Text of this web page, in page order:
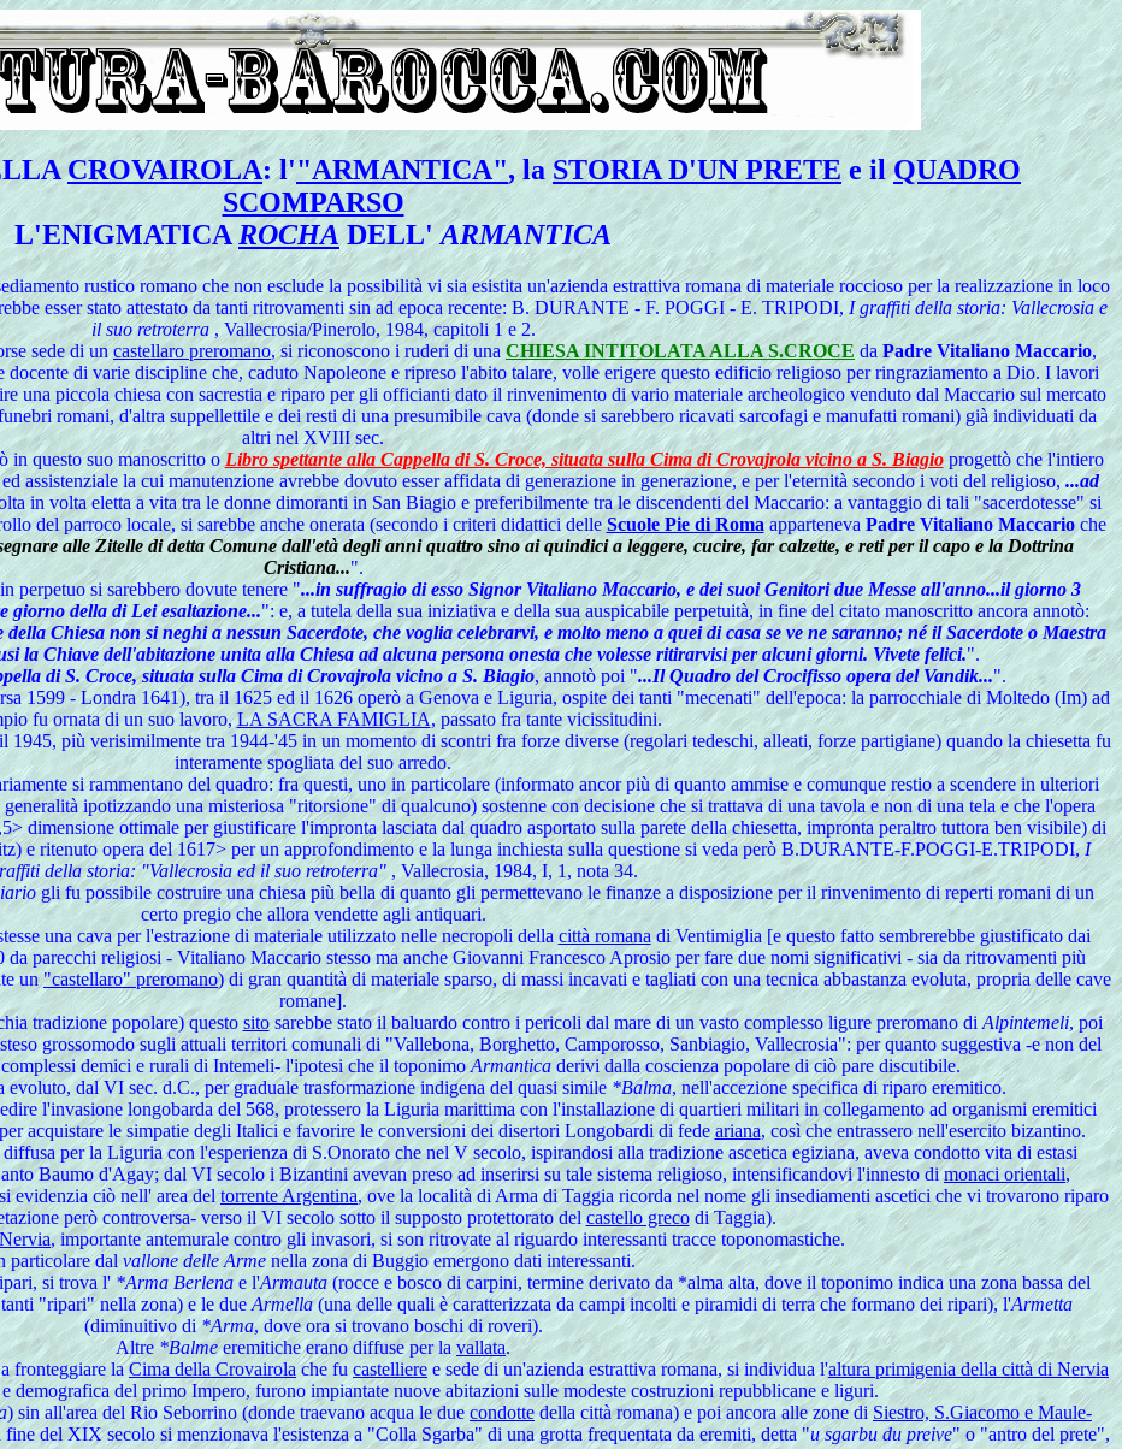
CROVAIROLA: l'"ARMANTICA", laSTORIA D'UN PRETE e ilQUADRO
SCOMPARSO
L'ENIGMATICA ROCHADELL'ARMANTICA
rustico romano che non esclude la possibilità vi sia esistita un'azienda estrattiva romana di materiale roccioso per la realizzazione in loco
esser stato attestato da tanti ritrovamenti sin ad epoca recente: B. DURANTE - F. POGGI - E. TRIPODI,I graffiti della storia: Vallecrosia e
il suo retroterra, Vallecrosia/Pinerolo, 1984, capitoli 1 e 2.
sede di uncastellaro preromano, si riconoscono i ruderi di una CHIESA INTITOLATA ALLA S.CROCEdaPadre Vitaliano Maccario,
di varie discipline che, caduto Napoleone e ripreso l'abito talare, volle erigere questo edificio religioso per ringraziamento a Dio. I lavori
una piccola chiesa con sacrestia e riparo per gli officianti dato il rinvenimento di vario materiale archeologico venduto dal Maccario sul mercato
romani, d'altra suppellettile e dei resti di una presumibile cava (donde si sarebbero ricavati sarcofagi e manufatti romani) già individuati da
altri nel XVIII sec.
in questo suo manoscritto oLibro spettante alla Cappella di S. Croce, situata sulla Cima di Crovajrola vicino a S. Biagioprogettò che l'intiero
assistenziale la cui manutenzione avrebbe dovuto esser affidata di generazione in generazione, e per l'eternità secondo i voti del religioso,...ad
in volta eletta a vita tra le donne dimoranti in San Biagio e preferibilmente tra le discendenti del Maccario: a vantaggio di tali "sacerdotesse" si
del parroco locale, si sarebbe anche onerata (secondo i criteri didattici delleScuole Pie di Romaapparteneva Padre Vitaliano Maccarioche
alle Zitelle di detta Comune dall'età degli anni quattro sino ai quindici a leggere, cucire, far calzette, e reti per il capo e la Dottrina
Cristiana...".
perpetuo si sarebbero dovute tenere "...in suffragio di esso Signor Vitaliano Maccario, e dei suoi Genitori due Messe all'anno...il giorno 3
giorno della di Lei esaltazione...": e, a tutela della sua iniziativa e della sua auspicabile perpetuità, in fine del citato manoscritto ancora annotò:
Chiesa non si neghi a nessun Sacerdote, che voglia celebrarvi, e molto meno a quei di casa se ve ne saranno; né il Sacerdote o Maestra
la Chiave dell'abitazione unita alla Chiesa ad alcuna persona onesta che volesse ritirarvisi per alcuni giorni. Vivete felici.".
di S. Croce, situata sulla Cima di Crovajrola vicino a S. Biagio, annotò poi "...Il Quadro del Crocifisso opera del Vandik...".
1599 - Londra 1641), tra il 1625 ed il 1626 operò a Genova e Liguria, ospite dei tanti "mecenati" dell'epoca: la parrocchiale di Moltedo (Im) ad
fu ornata di un suo lavoro,LA SACRA FAMIGLIA, passato fra tante vicissitudini.
più verisimilmente tra 1944-'45 in un momento di scontri fra forze diverse (regolari tedeschi, alleati, forze partigiane) quando la chiesetta fu
interamente spogliata del suo arredo.
si rammentano del quadro: fra questi, uno in particolare (informato ancor più di quanto ammise e comunque restio a scendere in ulteriori
ipotizzando una misteriosa "ritorsione" di qualcuno) sostenne con decisione che si trattava di una tavola e non di una tela e che l'opera
dimensione ottimale per giustificare l'impronta lasciata dal quadro asportato sulla parete della chiesetta, impronta peraltro tuttora ben visibile) di
e ritenuto opera del 1617> per un approfondimento e la lunga inchiesta sulla questione si veda però B.DURANTE-F.POGGI-E.TRIPODI,I
della storia: "Vallecrosia ed il suo retroterra", Vallecrosia, 1984, I, 1, nota 34.
gli fu possibile costruire una chiesa più bella di quanto gli permettevano le finanze a disposizione per il rinvenimento di reperti romani di un
certo pregio che allora vendette agli antiquari.
una cava per l'estrazione di materiale utilizzato nelle necropoli della città romanadi Ventimiglia [e questo fatto sembrerebbe giustificato dai
parecchi religiosi - Vitaliano Maccario stesso ma anche Giovanni Francesco Aprosio per fare due nomi significativi - sia da ritrovamenti più
un"castellaro" preromano) di gran quantità di materiale sparso, di massi incavati e tagliati con una tecnica abbastanza evoluta, propria delle cave
romane].
tradizione popolare) questo sitosarebbe stato il baluardo contro i pericoli dal mare di un vasto complesso ligure preromano diAlpintemeli, poi
grossomodo sugli attuali territori comunali di "Vallebona, Borghetto, Camporosso, Sanbiagio, Vallecrosia": per quanto suggestiva -e non del
demici e rurali di Intemeli- l'ipotesi che il toponimoArmantica derivi dalla coscienza popolare di ciò pare discutibile.
dal VI sec. d.C., per graduale trasformazione indigena del quasi simile *Balma, nell'accezione specifica di riparo eremitico.
l'invasione longobarda del 568, protessero la Liguria marittima con l'installazione di quartieri militari in collegamento ad organismi eremitici
acquistare le simpatie degli Italici e favorire le conversioni dei disertori Longobardi di fedeariana, così che entrassero nell'esercito bizantino.
per la Liguria con l'esperienza di S.Onorato che nel V secolo, ispirandosi alla tradizione ascetica egiziana, aveva condotto vita di estasi
Baumo d'Agay; dal VI secolo i Bizantini avevan preso ad inserirsi su tale sistema religioso, intensificandovi l'innesto dimonaci orientali,
evidenzia ciò nell' area deltorrente Argentina, ove la località di Arma di Taggia ricorda nel nome gli insediamenti ascetici che vi trovarono riparo
però controversa- verso il VI secolo sotto il supposto protettorato delcastello grecodi Taggia).
, importante antemurale contro gli invasori, si son ritrovate al riguardo interessanti tracce toponomastiche.
particolare dalvallone delle Armenella zona di Buggio emergono dati interessanti.
si trova l'*Arma Berlena e l'Armauta(rocce e bosco di carpini, termine derivato da *alma alta, dove il toponimo indica una zona bassa del
"ripari" nella zona) e le due Armella(una delle quali è caratterizzata da campi incolti e piramidi di terra che formano dei ripari), l'Armetta
(diminuitivo di*Arma, dove ora si trovano boschi di roveri).
Altre*Balmeeremitiche erano diffuse per la vallata.
fronteggiare laCima della Crovairolache fu castelliere e sede di un'azienda estrattiva romana, si individua l'altura primigenia della città di Nervia
demografica del primo Impero, furono impiantate nuove abitazioni sulle modeste costruzioni repubblicane e liguri.
) sin all'area del Rio Seborrino (donde traevano acqua le duecondottedella città romana) e poi ancora alle zone diSiestro, S.Giacomo e Maule-
del XIX secolo si menzionava l'esistenza a "Colla Sgarba" di una grotta frequentata da eremiti, detta "u sgarbu du preive" o "antro del prete",